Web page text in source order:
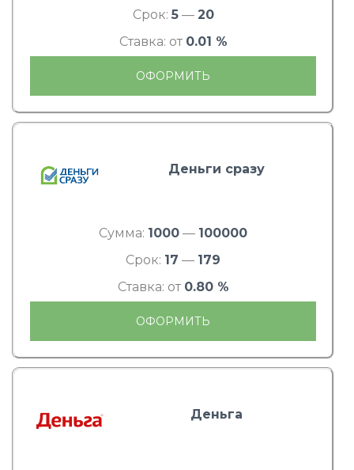
Срок: 5— 20
Ставка: от 0.01 %
ОФОРМИТЬ
Деньги сразу
Сумма: 1000 — 100000
Срок: 17 — 179
Ставка: от 0.80 %
ОФОРМИТЬ
Деньга